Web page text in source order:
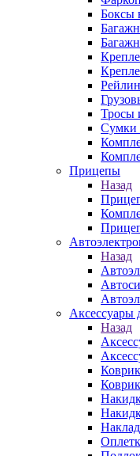
Боксы
Тросы
Сумки
Прицепы
Назад
Назад
Аксессуары
Назад